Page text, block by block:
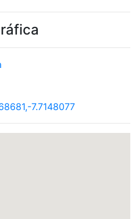
7.7148077